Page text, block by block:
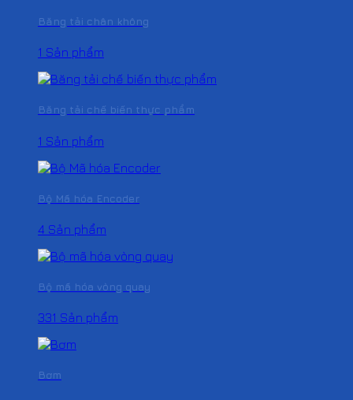
Băng tải chân không
1 Sản phẩm
Băng tải chế biến thực phẩm
1 Sản phẩm
Bộ Mã hóa Encoder
4 Sản phẩm
Bộ mã hóa vòng quay
331 Sản phẩm
Bơm